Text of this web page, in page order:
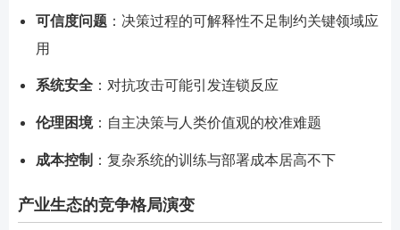
可信度问题 ：决策过程的可解释性不足制约关键领域应
用
系统安全 ：对抗攻击可能引发连锁反应
伦理困境：自主决策与人类价值观的校准难题
成本控制 ：复杂系统的训练与部署成本居高不下
产业生态的竞争格局演变